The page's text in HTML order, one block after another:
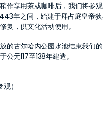
作享用茶或咖啡后，我们将参
年之间，始建于拜占庭皇帝
复，供文化活动使用。
的古尔哈内公园水池结束我们
元117至138年建造。
）